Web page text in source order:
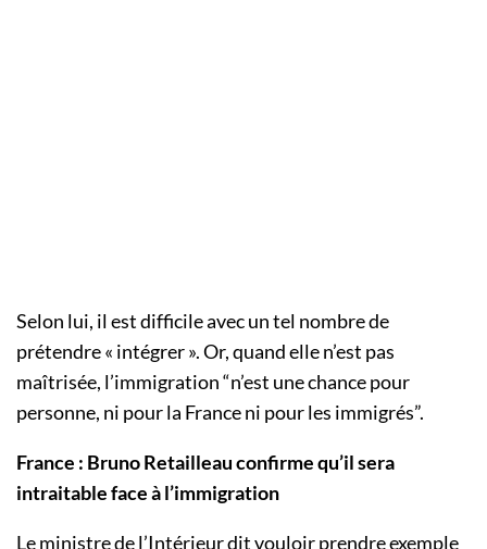
Selon lui, il est difficile avec un tel nombre de
prétendre « intégrer ». Or, quand elle n’est pas
maîtrisée, l’immigration “n’est une chance pour
personne, ni pour la France ni pour les immigrés”.
France : Bruno Retailleau confirme qu’il sera
intraitable face à l’immigration
Le ministre de l’Intérieur dit vouloir prendre exemple